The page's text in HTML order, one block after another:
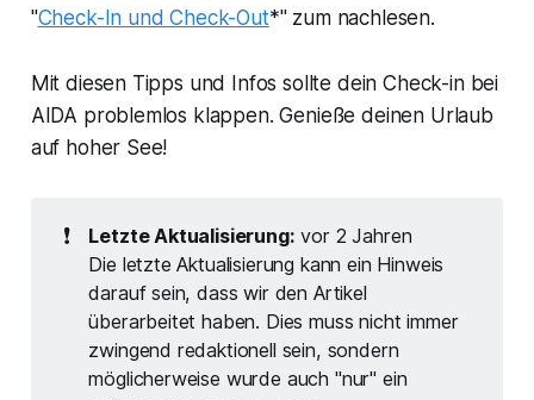
"Check-In und Check-Out*" zum nachlesen.
Mit diesen Tipps und Infos sollte dein Check-in bei
AIDA problemlos klappen. Genieße deinen Urlaub
auf hoher See!
❗ Letzte Aktualisierung: vor 2 Jahren
Die letzte Aktualisierung kann ein Hinweis
darauf sein, dass wir den Artikel
überarbeitet haben. Dies muss nicht immer
zwingend redaktionell sein, sondern
möglicherweise wurde auch "nur" ein